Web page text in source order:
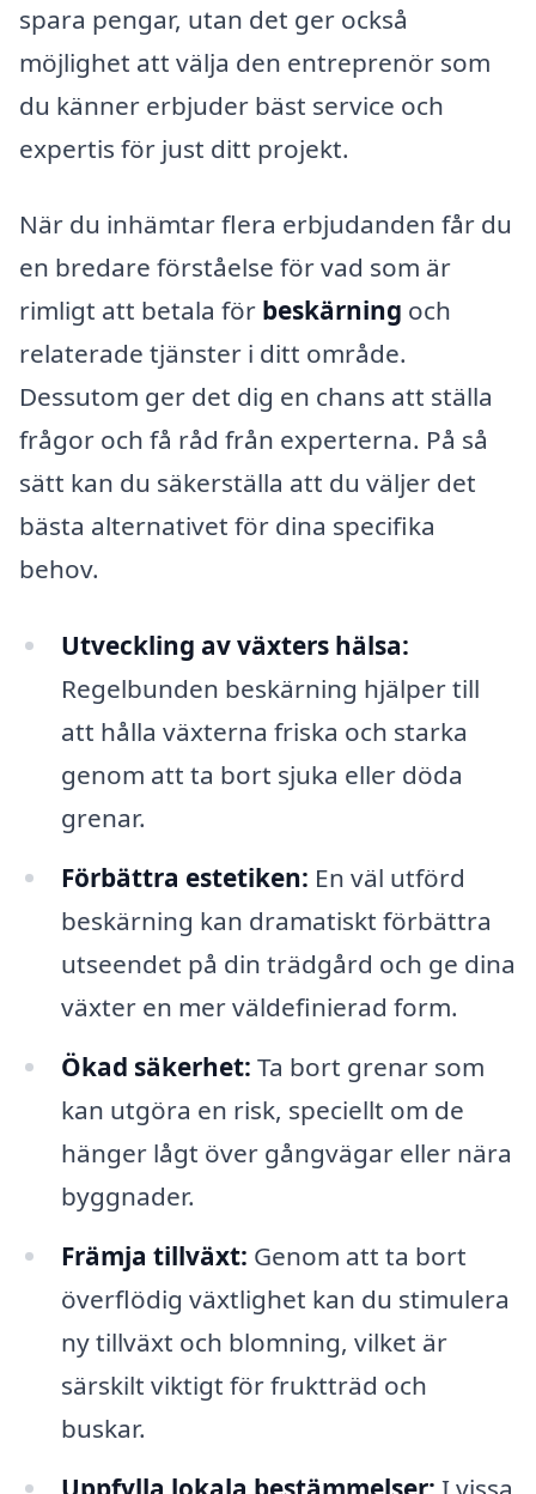
spara pengar, utan det ger också
möjlighet att välja den entreprenör som
du känner erbjuder bäst service och
expertis för just ditt projekt.
När du inhämtar flera erbjudanden får du
en bredare förståelse för vad som är
rimligt att betala för beskärning och
relaterade tjänster i ditt område.
Dessutom ger det dig en chans att ställa
frågor och få råd från experterna. På så
sätt kan du säkerställa att du väljer det
bästa alternativet för dina specifika
behov.
Utveckling av växters hälsa:
Regelbunden beskärning hjälper till
att hålla växterna friska och starka
genom att ta bort sjuka eller döda
grenar.
Förbättra estetiken: En väl utförd
beskärning kan dramatiskt förbättra
utseendet på din trädgård och ge dina
växter en mer väldefinierad form.
Ökad säkerhet: Ta bort grenar som
kan utgöra en risk, speciellt om de
hänger lågt över gångvägar eller nära
byggnader.
Främja tillväxt: Genom att ta bort
överflödig växtlighet kan du stimulera
ny tillväxt och blomning, vilket är
särskilt viktigt för fruktträd och
buskar.